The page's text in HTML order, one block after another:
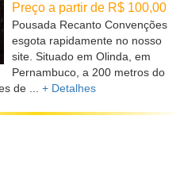
Preço a partir de R$ 100,00
Pousada Recanto Convenções
esgota rapidamente no nosso
site. Situado em Olinda, em
Pernambuco, a 200 metros do
de ... + Detalhes